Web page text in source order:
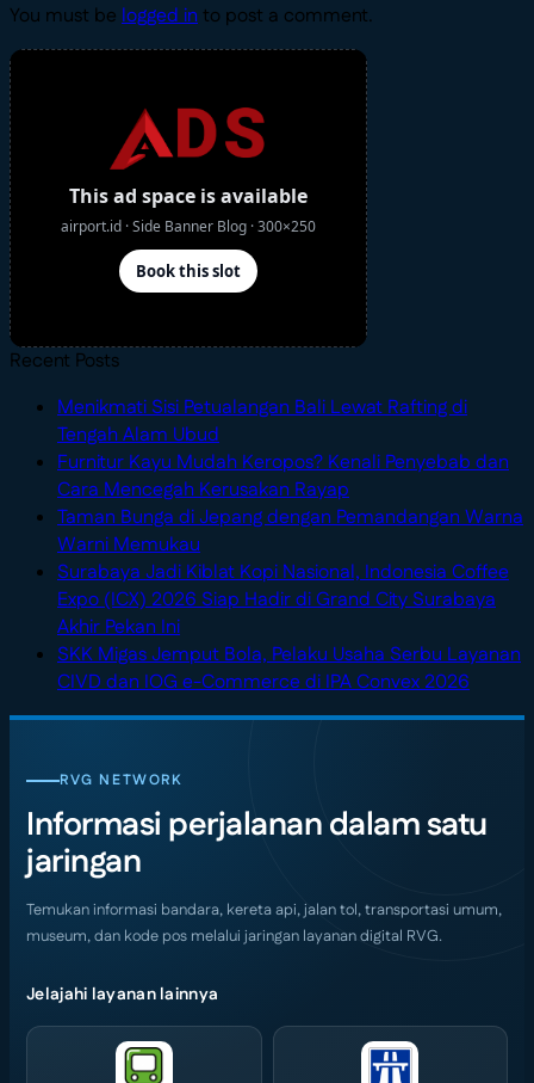
You must be logged into post a comment.
Recent Posts
Menikmati Sisi Petualangan Bali Lewat Rafting di
Tengah Alam Ubud
Comments
on
Menikmati
Petualangan
Bali
Rafting
di
Furnitur Kayu Mudah Keropos? Kenali Penyebab dan
Cara Mencegah Kerusakan Rayap
Comments
Furnitur
Kayu
Keropos?
Kenali
Kerusakan
Rayap
Taman Bunga di Jepang dengan Pemandangan Warna
Warni Memukau
Comments
on
Bunga
di
Warni
Memukau
Surabaya Jadi Kiblat Kopi Nasional, Indonesia Coffee
Expo (ICX) 2026 Siap Hadir di Grand City Surabaya
Akhir Pekan IniNo
Comments
on
Kopi
Nasional,
Indonesia
Expo
(ICX)
Siap
Hadir
SKK Migas Jemput Bola, Pelaku Usaha Serbu Layanan
CIVD dan IOG e-Commerce di IPA Convex 2026
Jemput
Bola,
Usaha
RVG NETWORK
Informasi perjalanan dalam satu
jaringan
Temukan informasi bandara, kereta api, jalan tol, transportasi umum,
museum, dan kode pos melalui jaringan layanan digital RVG.
Jelajahi layanan lainnya